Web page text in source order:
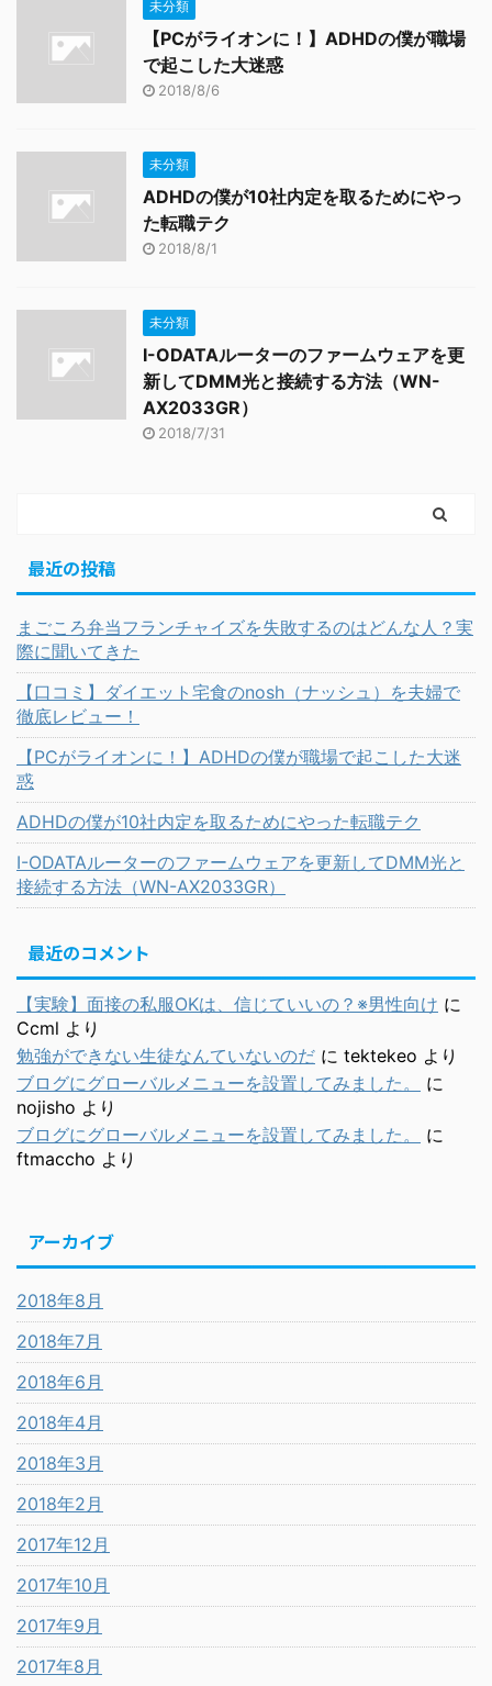
未分類
【PCがライオンに！】ADHDの僕が職場
で起こした大迷惑
2018/8/6
未分類
ADHDの僕が10社内定を取るためにやっ
た転職テク
2018/8/1
未分類
I-ODATAルーターのファームウェアを更
新してDMM光と接続する方法（WN-
AX2033GR）
2018/7/31
最近の投稿
まごころ弁当フランチャイズを失敗するのはどんな人？実
際に聞いてきた
【口コミ】ダイエット宅食のnosh（ナッシュ）を夫婦で
徹底レビュー！
【PCがライオンに！】ADHDの僕が職場で起こした大迷
惑
ADHDの僕が10社内定を取るためにやった転職テク
I-ODATAルーターのファームウェアを更新してDMM光と
接続する方法（WN-AX2033GR）
最近のコメント
【実験】面接の私服OKは、信じていいの？※男性向け に
Ccml より
勉強ができない生徒なんていないのだ に tektekeo より
ブログにグローバルメニューを設置してみました。
に
nojisho より
ブログにグローバルメニューを設置してみました。
に
ftmaccho より
アーカイブ
2018年8月
2018年7月
2018年6月
2018年4月
2018年3月
2018年2月
2017年12月
2017年10月
2017年9月
2017年8月